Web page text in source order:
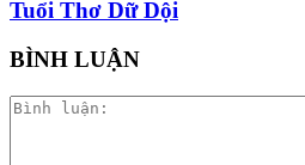
Tuổi Thơ Dữ Dội
BÌNH LUẬN